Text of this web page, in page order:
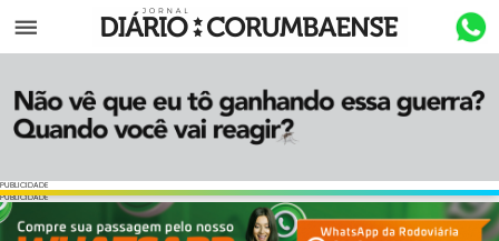
Menu
PUBLICIDADE
PUBLICIDADE